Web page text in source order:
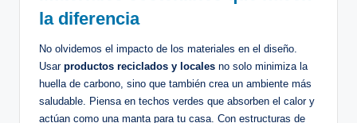
la diferencia
No olvidemos el impacto de los materiales en el diseño.
Usar productos reciclados y locales no solo minimiza la
huella de carbono, sino que también crea un ambiente más
saludable. Piensa en techos verdes que absorben el calor y
actúan como una manta para tu casa. Con estructuras de